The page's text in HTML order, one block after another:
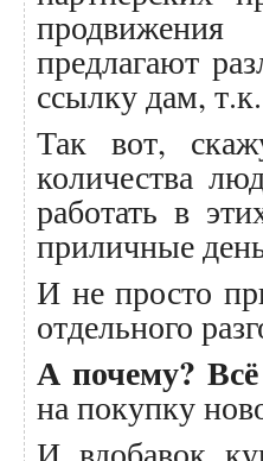
предлагают
ссылку дам,
Так вот,
количества
работать в
приличные
И не просто
отдельного
А почему?
на покупку